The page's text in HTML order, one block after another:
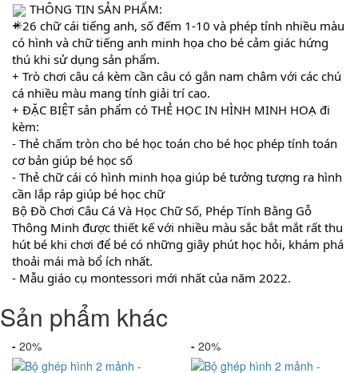
THÔNG TIN SẢN PHẨM:
+ 26 chữ cái tiếng anh, số đếm 1-10 và phép tính nhiều màu
có hình và chữ tiếng anh minh họa cho bé cảm giác hứng
thú khi sử dụng sản phẩm.
+ Trò chơi câu cá kèm cần câu có gắn nam châm với các chú
cá nhiều màu mang tính giải trí cao.
+ ĐẶC BIỆT sản phẩm có THẺ HỌC IN HÌNH MINH HOẠ đi
kèm:
- Thẻ chấm tròn cho bé học toán cho bé học phép tính toán
cơ bản giúp bé học số
- Thẻ chữ cái có hình minh họa giúp bé tưởng tượng ra hình
cần lắp ráp giúp bé học chữ
Bộ Đồ Chơi Câu Cá Và Học Chữ Số, Phép Tính Bằng Gỗ
Thông Minh được thiết kế với nhiều màu sắc bắt mắt rất thu
hút bé khi chơi để bé có những giây phút học hỏi, khám phá
thoải mái mà bổ ích nhất.
- Mẫu giáo cụ montessori mới nhất của năm 2022.
Sản phẩm khác
- 20% - 20%